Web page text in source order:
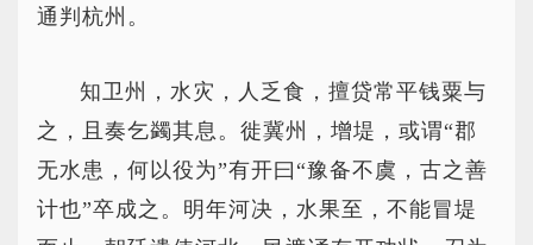
通判杭州。
知卫州，水灾，人乏食，擅贷常平钱粟与
之，且奏乞蠲其息。徙冀州，增堤，或谓“郡
无水患，何以役为”有开曰“豫备不虞，古之善
计也”卒成之。明年河决，水果至，不能冒堤